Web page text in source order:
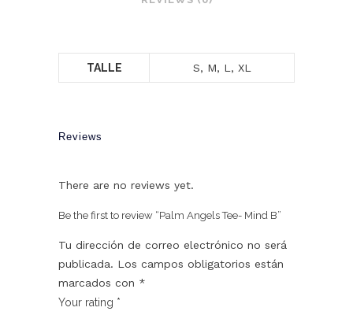
TALLE S, M, L, XL
Reviews
There are no reviews yet.
Be the first to review “Palm Angels Tee- Mind B”
Tu dirección de correo electrónico no será
publicada. Los campos obligatorios están
marcados con *
Your rating *